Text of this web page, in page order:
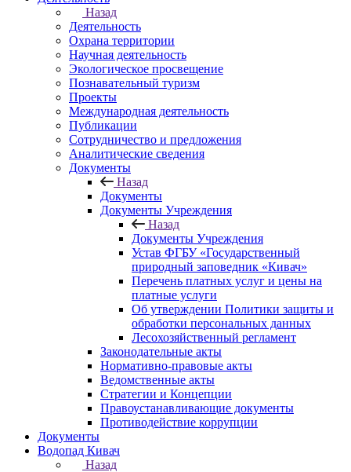
Назад
Деятельность
Охрана территории
Научная деятельность
Экологическое просвещение
Познавательный туризм
Проекты
Международная деятельность
Публикации
Сотрудничество и предложения
Аналитические сведения
Документы
Назад
Документы
Документы Учреждения
Назад
Документы Учреждения
Устав ФГБУ «Государственный
природный заповедник «Кивач»
Перечень платных услуг и цены на
платные услуги
Об утверждении Политики защиты и
обработки персональных данных
Лесохозяйственный регламент
Законодательные акты
Нормативно-правовые акты
Ведомственные акты
Стратегии и Концепции
Правоустанавливающие документы
Противодействие коррупции
Документы
Водопад Кивач
Назад